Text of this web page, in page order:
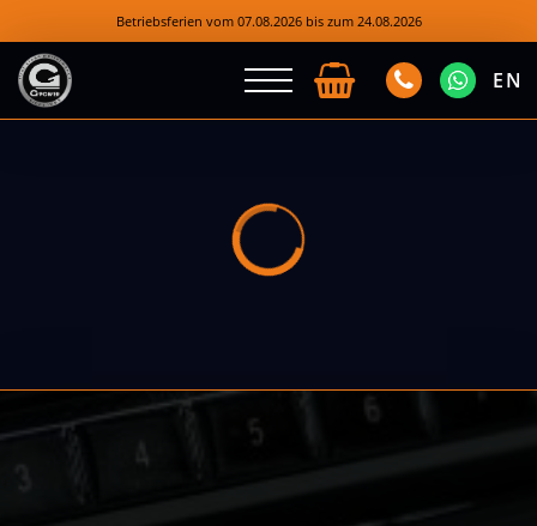
Betriebsferien vom 07.08.2026 bis zum 24.08.2026
EN